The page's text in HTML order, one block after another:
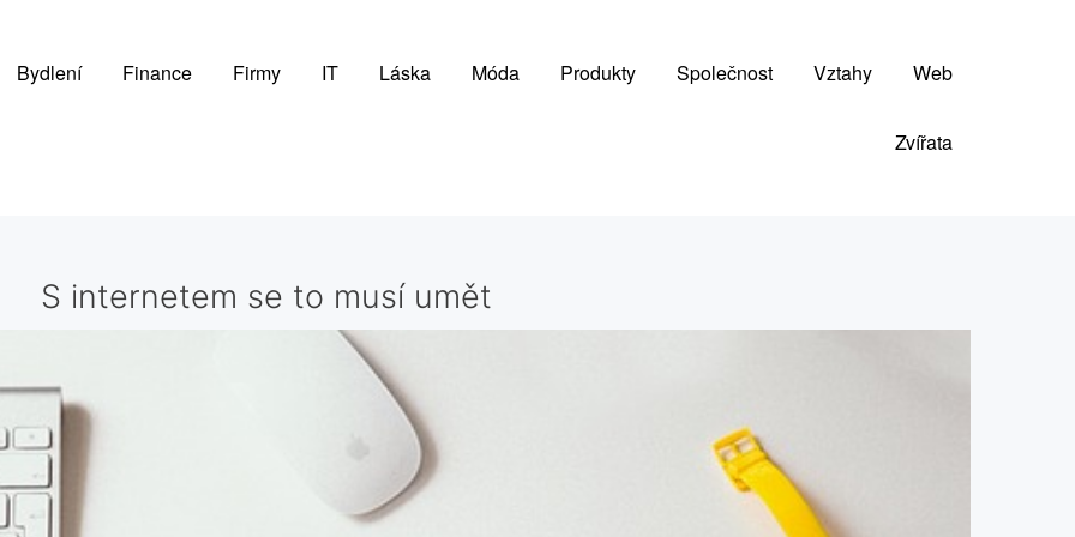
Bydlení Finance Firmy IT Láska Móda Produkty Společnost Vztahy Web
Zvířata
S internetem se to musí umět